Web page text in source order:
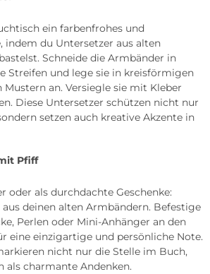
ein farbenfrohes und
indem du Untersetzer aus alten
Schneide die Armbänder in
Streifen und lege sie in kreisförmigen
an. Versiegle sie mit Kleber
Diese Untersetzer schützen nicht nur
setzen auch kreative Akzente in
Pfiff
oder als durchdachte Geschenke:
aus deinen alten Armbändern. Befestige
Perlen oder Mini-Anhänger an den
eine einzigartige und persönliche Note.
nicht nur die Stelle im Buch,
als charmante Andenken.